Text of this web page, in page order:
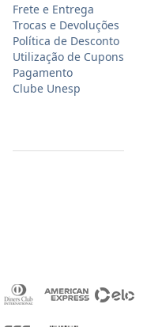
Frete e Entrega
Trocas e Devoluções
Política de Desconto
Utilização de Cupons
Pagamento
Clube Unesp